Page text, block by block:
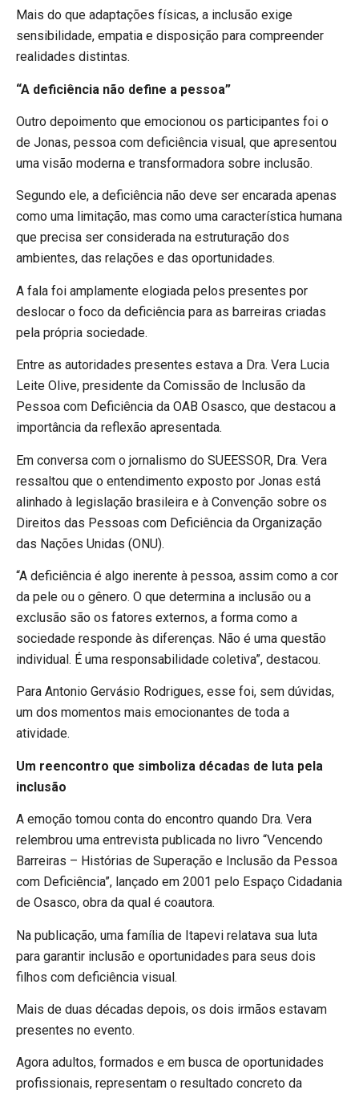
Mais do que adaptações físicas, a inclusão exige
sensibilidade, empatia e disposição para compreender
realidades distintas.
“A deficiência não define a pessoa”
Outro depoimento que emocionou os participantes foi o
de Jonas, pessoa com deficiência visual, que apresentou
uma visão moderna e transformadora sobre inclusão.
Segundo ele, a deficiência não deve ser encarada apenas
como uma limitação, mas como uma característica humana
que precisa ser considerada na estruturação dos
ambientes, das relações e das oportunidades.
A fala foi amplamente elogiada pelos presentes por
deslocar o foco da deficiência para as barreiras criadas
pela própria sociedade.
Entre as autoridades presentes estava a Dra. Vera Lucia
Leite Olive, presidente da Comissão de Inclusão da
Pessoa com Deficiência da OAB Osasco, que destacou a
importância da reflexão apresentada.
Em conversa com o jornalismo do SUEESSOR, Dra. Vera
ressaltou que o entendimento exposto por Jonas está
alinhado à legislação brasileira e à Convenção sobre os
Direitos das Pessoas com Deficiência da Organização
das Nações Unidas (ONU).
“A deficiência é algo inerente à pessoa, assim como a cor
da pele ou o gênero. O que determina a inclusão ou a
exclusão são os fatores externos, a forma como a
sociedade responde às diferenças. Não é uma questão
individual. É uma responsabilidade coletiva”, destacou.
Para Antonio Gervásio Rodrigues, esse foi, sem dúvidas,
um dos momentos mais emocionantes de toda a
atividade.
Um reencontro que simboliza décadas de luta pela
inclusão
A emoção tomou conta do encontro quando Dra. Vera
relembrou uma entrevista publicada no livro “Vencendo
Barreiras – Histórias de Superação e Inclusão da Pessoa
com Deficiência”, lançado em 2001 pelo Espaço Cidadania
de Osasco, obra da qual é coautora.
Na publicação, uma família de Itapevi relatava sua luta
para garantir inclusão e oportunidades para seus dois
filhos com deficiência visual.
Mais de duas décadas depois, os dois irmãos estavam
presentes no evento.
Agora adultos, formados e em busca de oportunidades
profissionais, representam o resultado concreto da